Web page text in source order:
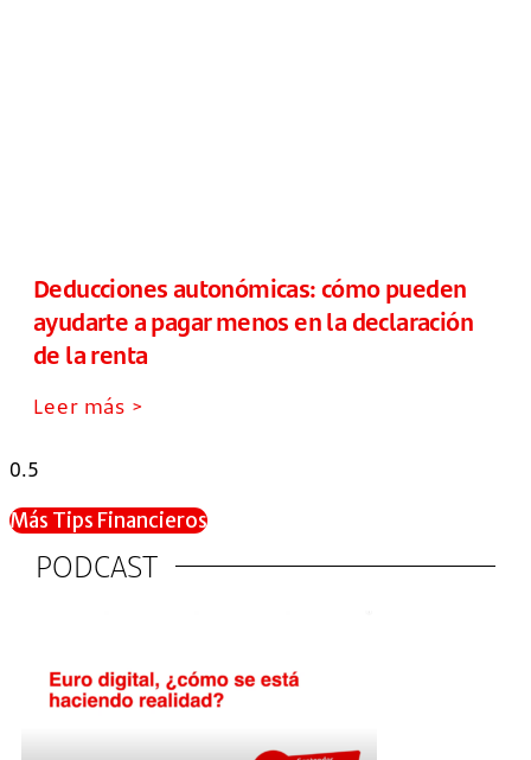
Deducciones autonómicas: cómo pueden
ayudarte a pagar menos en la declaración
de la renta
Leer más >
Más Tips Financieros
PODCAST